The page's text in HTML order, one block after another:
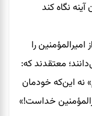
نگاه ‌کند
را
معتقدند که:
نه این‌که خودمان
خداست!»